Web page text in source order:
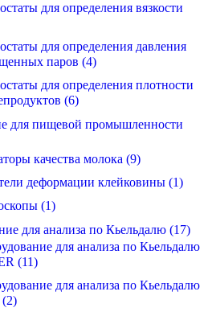
для определения вязкости
для определения давления
паров (4)
для определения плотности
(6)
для пищевой промышленности
качества молока (9)
деформации клейковины (1)
(1)
для анализа по Кьельдалю (17)
для анализа по Кьельдалю
(11)
для анализа по Кьельдалю